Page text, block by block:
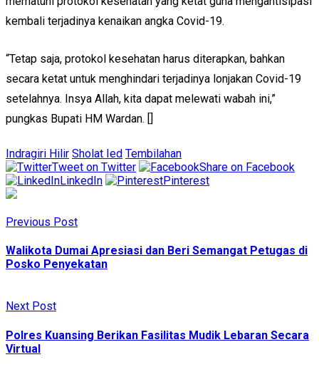
kembali terjadinya kenaikan angka Covid-19.
“Tetap saja, protokol kesehatan harus diterapkan, bahkan
secara ketat untuk menghindari terjadinya lonjakan Covid-19
setelahnya. Insya Allah, kita dapat melewati wabah ini,”
pungkas Bupati HM Wardan. []
Indragiri Hilir Sholat Ied Tembilahan
Tweet on Twitter
Share on Facebook
LinkedIn
Pinterest
Previous Post
Walikota Dumai Apresiasi dan Beri Semangat Petugas di
Posko Penyekatan
Next Post
Polres Kuansing Berikan Fasilitas Mudik Lebaran Secara
Virtual